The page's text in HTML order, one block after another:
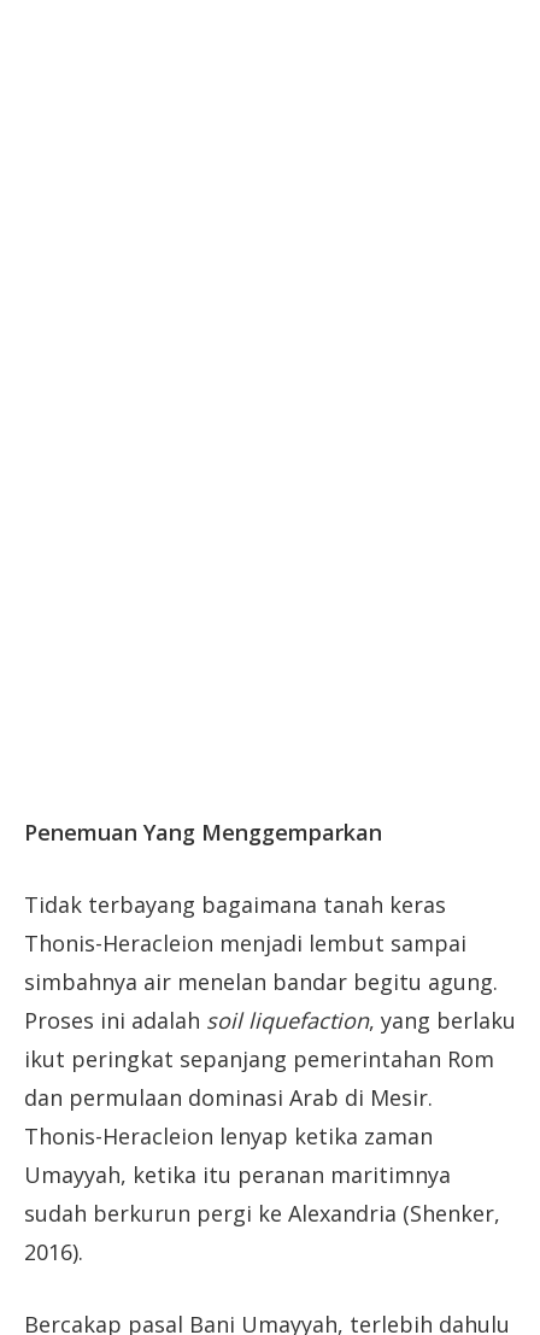
Penemuan Yang Menggemparkan
Tidak terbayang bagaimana tanah keras
Thonis-Heracleion menjadi lembut sampai
simbahnya air menelan bandar begitu agung.
Proses ini adalah soil liquefaction, yang berlaku
ikut peringkat sepanjang pemerintahan Rom
dan permulaan dominasi Arab di Mesir.
Thonis-Heracleion lenyap ketika zaman
Umayyah, ketika itu peranan maritimnya
sudah berkurun pergi ke Alexandria (Shenker,
2016).
Bercakap pasal Bani Umayyah, terlebih dahulu